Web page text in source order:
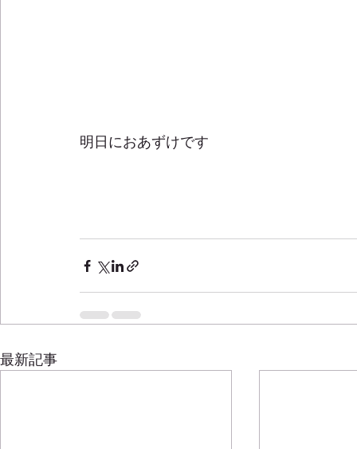
明日におあずけです
最新記事